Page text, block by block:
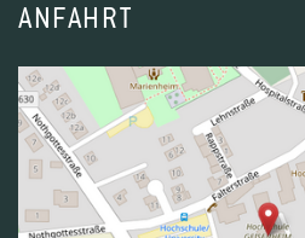
ANFAHRT